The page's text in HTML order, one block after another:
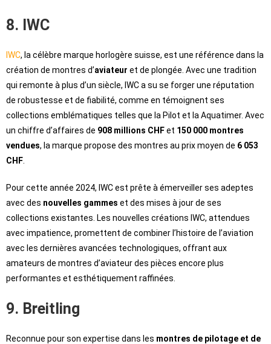
8. IWC
IWC, la célèbre marque horlogère suisse, est une référence dans la
création de montres d’aviateur et de plongée. Avec une tradition
qui remonte à plus d’un siècle, IWC a su se forger une réputation
de robustesse et de fiabilité, comme en témoignent ses
collections emblématiques telles que la Pilot et la Aquatimer. Avec
un chiffre d’affaires de 908 millions CHFet 150 000 montres
vendues, la marque propose des montres au prix moyen de 6 053
CHF
Pour cette année 2024, IWC est prête à émerveiller ses adeptes
avec des nouvelles gammes et des mises à jour de ses
collections existantes. Les nouvelles créations IWC, attendues
avec impatience, promettent de combiner l’histoire de l’aviation
avec les dernières avancées technologiques, offrant aux
amateurs de montres d’aviateur des pièces encore plus
performantes et esthétiquement raffinées.
9. Breitling
Reconnue pour son expertise dans les montres de pilotage et de